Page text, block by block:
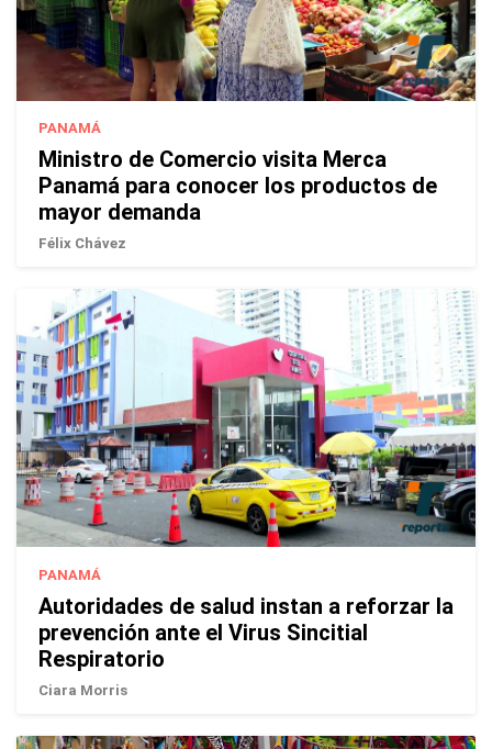
PANAMÁ
Ministro de Comercio visita Merca
Panamá para conocer los productos de
mayor demanda
Félix Chávez
PANAMÁ
Autoridades de salud instan a reforzar la
prevención ante el Virus Sincitial
Respiratorio
Ciara Morris